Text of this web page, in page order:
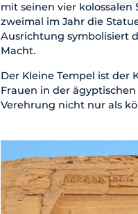
mit seinen vier kolossalen
zweimal im Jahr die
Ausrichtung symbolisiert
Macht.
Der Kleine Tempel ist
Frauen in der
Verehrung nicht nur als